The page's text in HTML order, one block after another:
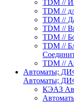
TDM //
TDM //
TDM //
TDM //
TDM //
TDM //
TDM //
Автоматы;
Автоматы;
КЭАЗ